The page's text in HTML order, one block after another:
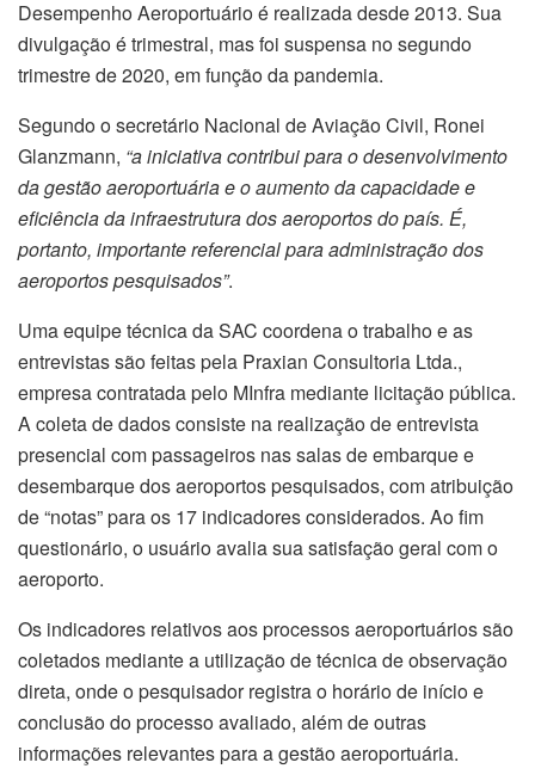
Desempenho Aeroportuário é realizada desde 2013. Sua
divulgação é trimestral, mas foi suspensa no segundo
trimestre de 2020, em função da pandemia.
Segundo o secretário Nacional de Aviação Civil, Ronei
Glanzmann, “a iniciativa contribui para o desenvolvimento
da gestão aeroportuária e o aumento da capacidade e
eficiência da infraestrutura dos aeroportos do país. É,
portanto, importante referencial para administração dos
aeroportos pesquisados”.
Uma equipe técnica da SAC coordena o trabalho e as
entrevistas são feitas pela Praxian Consultoria Ltda.,
empresa contratada pelo MInfra mediante licitação pública.
A coleta de dados consiste na realização de entrevista
presencial com passageiros nas salas de embarque e
desembarque dos aeroportos pesquisados, com atribuição
de “notas” para os 17 indicadores considerados. Ao fim
questionário, o usuário avalia sua satisfação geral com o
aeroporto.
Os indicadores relativos aos processos aeroportuários são
coletados mediante a utilização de técnica de observação
direta, onde o pesquisador registra o horário de início e
conclusão do processo avaliado, além de outras
informações relevantes para a gestão aeroportuária.